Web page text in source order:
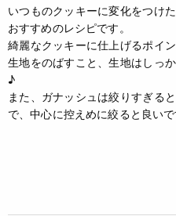
いつものクッキーに変化をつけ
おすすめのレシピです。
綺麗なクッキーに仕上げるポイ
生地をのばすこと、生地はしっ
♪
また、ガナッシュは絞りすぎる
で、中心に控えめに絞ると良い